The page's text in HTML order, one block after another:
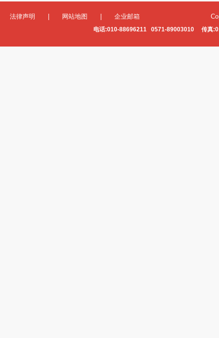
法律声明 网站地图 企业邮箱
电话:010-88696211 0571-89003010 传